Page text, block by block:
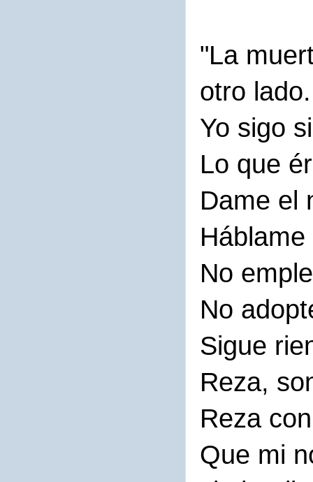
"La
otro lado.
Yo sigo
Lo que
Dame el
No
No
Sigue
Reza,
Reza
Que mi